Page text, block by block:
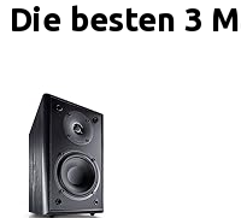
Die besten 3